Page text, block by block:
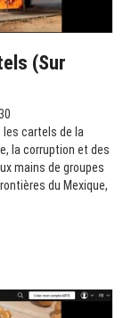
(sur
cartels de la
la corruption et des
mains de groupes
du Mexique,